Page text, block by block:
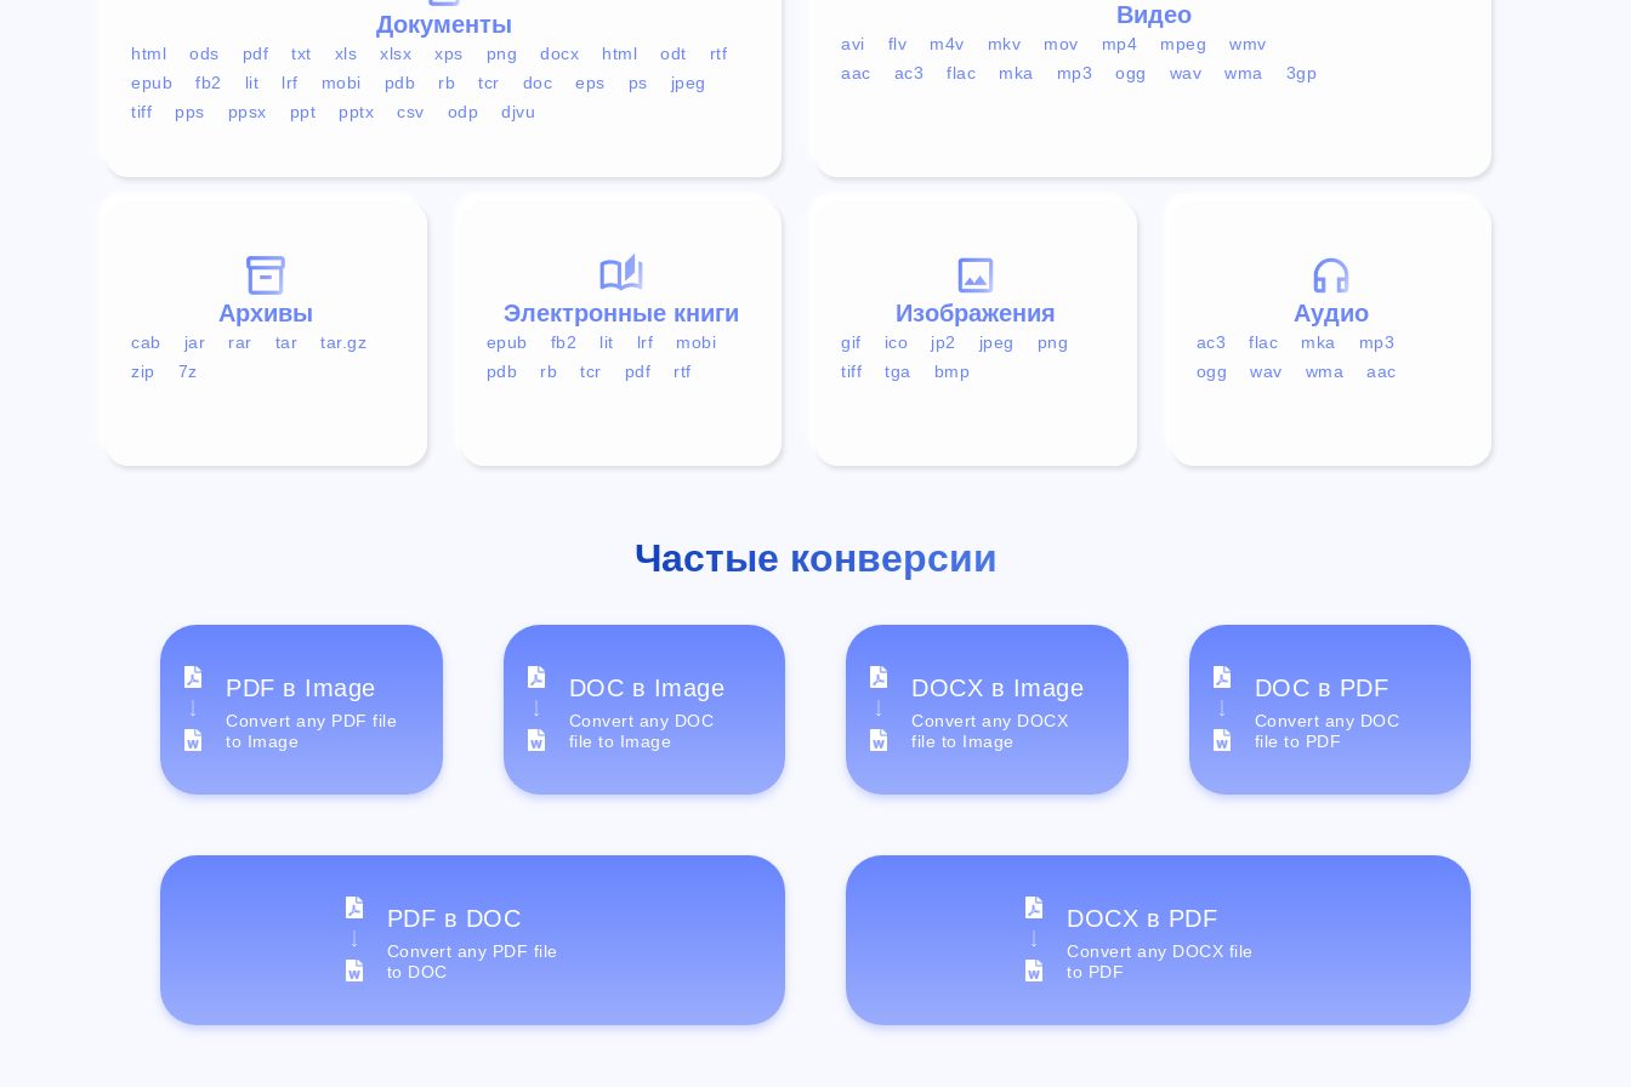
Документы
html ods pdf txt xls xlsx xps png docx html odt
rtf
epub
fb2 lit lrf mobi pdb rb tcr doc eps ps
jpeg
tiff
pps ppsx ppt pptx csv odp djvu
Видео
avi flv m4v mkv mov mp4 mpeg
wmv
aac
ac3 flac mka mp3 ogg wav wma 3gp
Аудио
ac3 flac mka
mp3
ogg
wav wma aac
Изображения
gif ico jp2 jpeg
png
tiff
tga bmp
Электронные книги
epub fb2 lit lrf
mobi
pdb
rb tcr pdf rtf
Архивы
cab jar rar tar
tar.gz
zip
7z
Частые конверсии
PDF в Image
Convert any PDF file
to Image
DOC в Image
Convert any DOC
file to Image
DOCX в Image
Convert any DOCX
file to Image
DOC в PDF
Convert any DOC
file to PDF
PDF в DOC
Convert any PDF file
to DOC
DOCX в PDF
Convert any DOCX file
to PDF